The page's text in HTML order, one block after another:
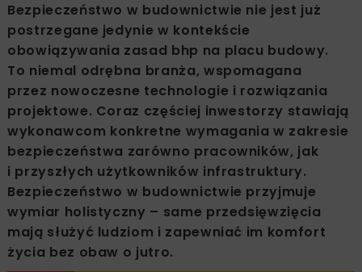
Bezpieczeństwo w budownictwie nie jest już
postrzegane jedynie w kontekście
obowiązywania zasad bhp na placu budowy.
To niemal odrębna branża, wspomagana
przez nowoczesne technologie i rozwiązania
projektowe. Coraz częściej inwestorzy stawiają
wykonawcom konkretne wymagania w zakresie
bezpieczeństwa zarówno pracowników, jak
i przyszłych użytkowników infrastruktury.
Bezpieczeństwo w budownictwie przyjmuje
wymiar holistyczny – same przedsięwzięcia
mają służyć ludziom i zapewniać im komfort
życia bez obaw o jutro.